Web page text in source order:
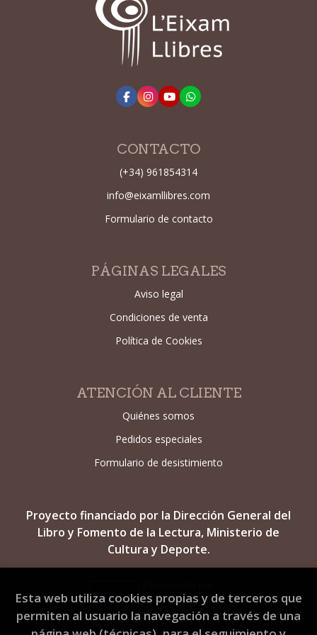
CONTACTO
(+34) 961854314
info@eixamllibres.com
Formulario de contacto
PÁGINAS LEGALES
Aviso legal
Condiciones de venta
Política de Cookies
ATENCIÓN AL CLIENTE
Quiénes somos
Pedidos especiales
Formulario de desistimiento
Proyecto financiado por la Dirección General del
Libro y Fomento de la Lectura, Ministerio de
Cultura y Deporte.
Esta web utiliza cookies propias y de terceros que
permiten al usuario la navegación a través de una